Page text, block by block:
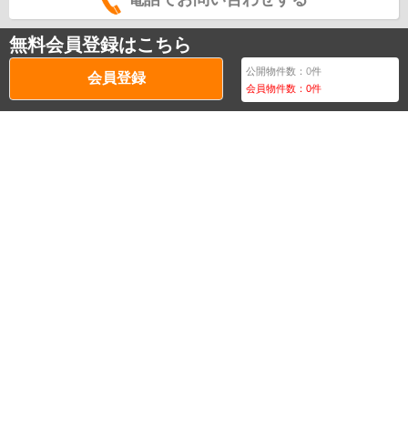
無料会員登録はこちら
会員登録 公開物件数：0件
会員物件数：0件